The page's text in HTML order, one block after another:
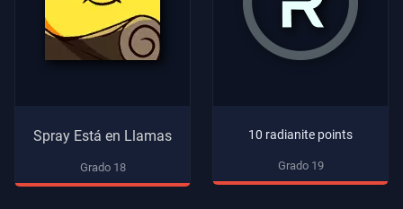
Spray Está en Llamas
Grado 18
10 radianite points
Grado 19